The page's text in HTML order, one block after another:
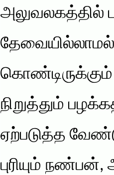
அலுவலகத்தில்
நிறுத்தும்
ஏற்படுத்த
புரியும்